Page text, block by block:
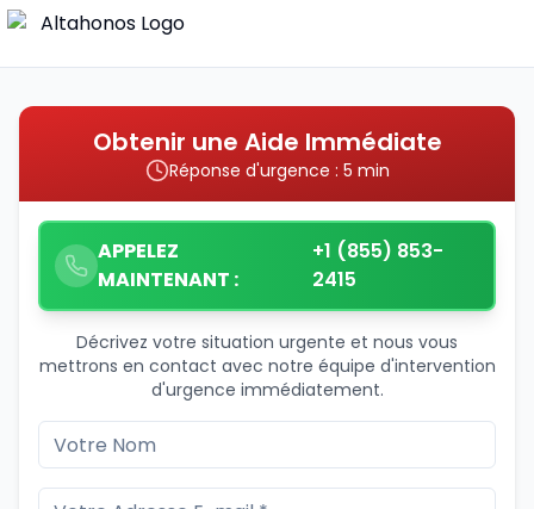
Obtenir une Aide Immédiate
Réponse d'urgence : 5 min
APPELEZ
MAINTENANT :
+1 (855) 853-
2415
Décrivez votre situation urgente et nous vous
mettrons en contact avec notre équipe d'intervention
d'urgence immédiatement.